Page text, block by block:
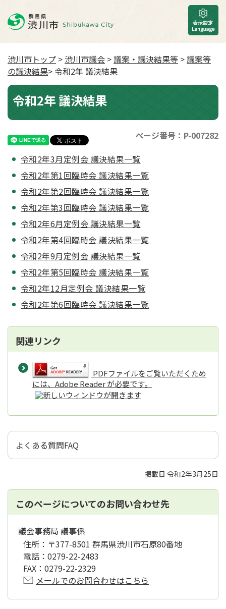
渋川市トップ > 渋川市議会 >議案・議決結果等 >議案等
の議決結果> 令和2年 議決結果
令和2年 議決結果
ページ番号：P-007282
令和2年3月定例会 議決結果一覧
令和2年第1回臨時会 議決結果一覧
令和2年第2回臨時会 議決結果一覧
令和2年第3回臨時会 議決結果一覧
令和2年6月定例会 議決結果一覧
令和2年第4回臨時会 議決結果一覧
令和2年9月定例会 議決結果一覧
令和2年第5回臨時会 議決結果一覧
令和2年12月定例会 議決結果一覧
令和2年第6回臨時会 議決結果一覧
関連リンク
PDFファイルをご覧いただくため
には、Adobe Reader が必要です。
よくある質問FAQ
掲載日 令和2年3月25日
このページについてのお問い合わせ先
議会事務局 議事係
住所： 〒377-8501 群馬県渋川市石原80番地
電話： 0279-22-2483
FAX： 0279-22-2329
メールでのお問合わせはこちら